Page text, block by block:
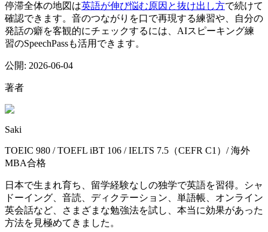
停滞全体の地図は英語が伸び悩む原因と抜け出し方で続けて
確認できます。音のつながりを口で再現する練習や、自分の
発話の癖を客観的にチェックするには、AIスピーキング練
習のSpeechPassも活用できます。
公開: 2026-06-04
著者
Saki
TOEIC 980 / TOEFL iBT 106 / IELTS 7.5（CEFR C1）/ 海外
MBA合格
日本で生まれ育ち、留学経験なしの独学で英語を習得。シャ
ドーイング、音読、ディクテーション、単語帳、オンライン
英会話など、さまざまな勉強法を試し、本当に効果があった
方法を見極めてきました。